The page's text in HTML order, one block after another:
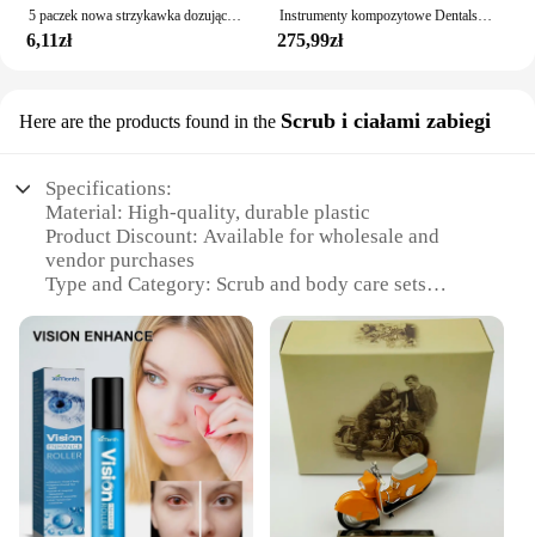
5 paczek nowa strzykawka dozująca 3ML z 18Ga 1.5 "tępa końcówka igły igły dozujące ze stali nierdzewnej do mieszania płynów
6,11zł
Instrumenty kompozytowe Dentalss lx5 palfic Dentalss o wysokiej wytrzymałości i bezpośredniej renowacji polerowania
275,99zł
Here are the products found in the Scrub i ciałami zabiegi
Specifications:
Material: High-quality, durable plastic
Product Discount: Available for wholesale and
vendor purchases
Type and Category: Scrub and body care sets
design
Usage and Purpose: Ideal for professional and home
use
Performance and Property: Efficient exfoliation and
deep cleansing
Parts and Accessories: Includes a variety of brushes
and tools for comprehensive care
Features: